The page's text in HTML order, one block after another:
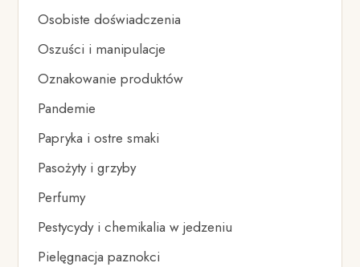
Osobiste doświadczenia
Oszuści i manipulacje
Oznakowanie produktów
Pandemie
Papryka i ostre smaki
Pasożyty i grzyby
Perfumy
Pestycydy i chemikalia w jedzeniu
Pielęgnacja paznokci